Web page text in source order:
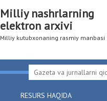
Milliy nashrlarning
elektron arxivi
Milliy kutubxonaning rasmiy manbasi
RESURS HAQIDA